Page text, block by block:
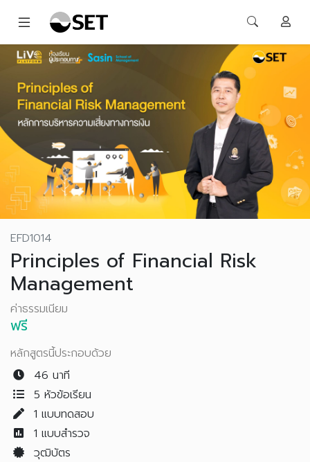
EFD1014
Principles of Financial Risk
Management
ค่าธรรมเนียม
ฟรี
หลักสูตรนี้ประกอบด้วย
46 นาที
5 หัวข้อเรียน
1 แบบทดสอบ
1 แบบสำรวจ
วุฒิบัตร